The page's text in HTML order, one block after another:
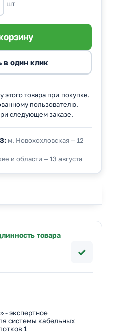
шт
товара при покупке.
пользователю.
следующем заказе.
м. Новохохловская — 12
и области — 13 августа
товара
✓
- экспертное
системы кабельных
1